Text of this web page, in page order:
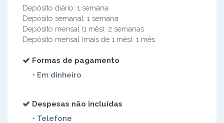
Depósito diário: 1 semana
Depósito semanal: 1 semana
Depósito mensal (1 mês): 2 semanas
Depósito mensal (mais de 1 mês): 1 mês
Formas de pagamento
• Em dinheiro
Despesas não incluídas
• Telefone